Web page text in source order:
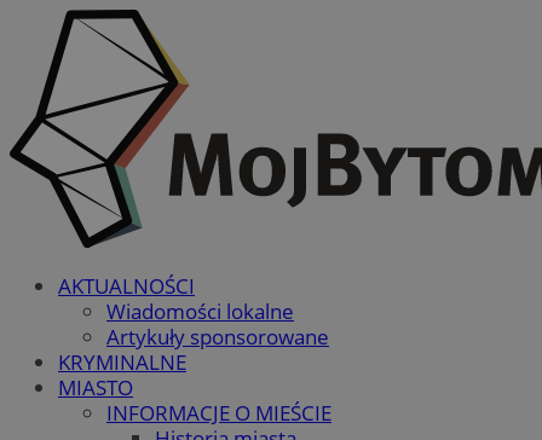
AKTUALNOŚCI
Wiadomości lokalne
Artykuły sponsorowane
KRYMINALNE
MIASTO
INFORMACJE O MIEŚCIE